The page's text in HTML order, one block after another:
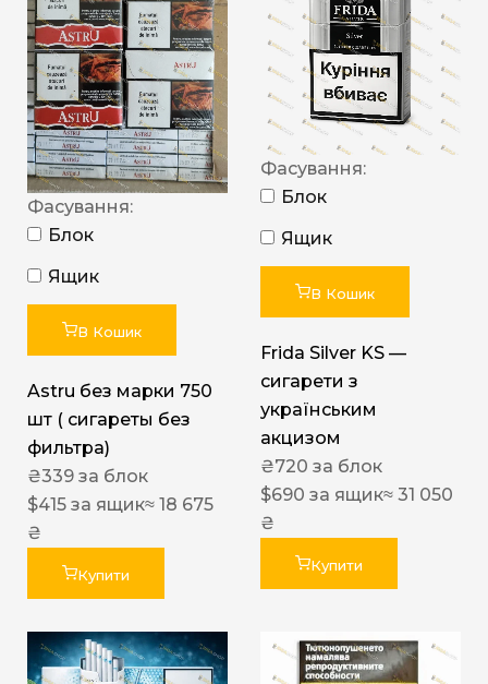
Фасування:
Блок
Ящик
В Кошик
Astru без марки 750
шт ( сигареты без
фильтра)
₴339 за блок
$415 за ящик≈ 18 675
₴
Купити
Фасування:
Блок
Ящик
В Кошик
Frida Silver KS —
сигарети з
українським
акцизом
₴720 за блок
$690 за ящик≈ 31 050
₴
Купити